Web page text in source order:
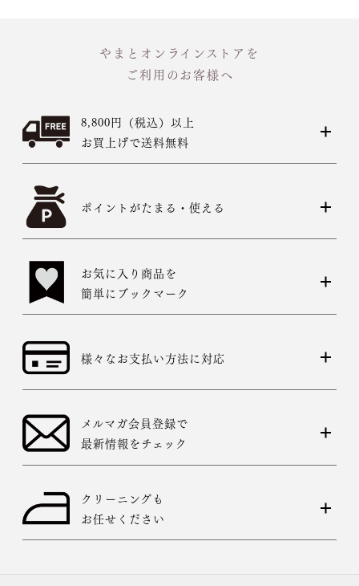
やまとオンラインストアを
ご利用のお客様へ
8,800円（税込）以上
お買上げで送料無料
ポイントがたまる・使える
お気に入り商品を
簡単にブックマーク
様々なお支払い方法に対応
メルマガ会員登録で
最新情報をチェック
クリーニングも
お任せください